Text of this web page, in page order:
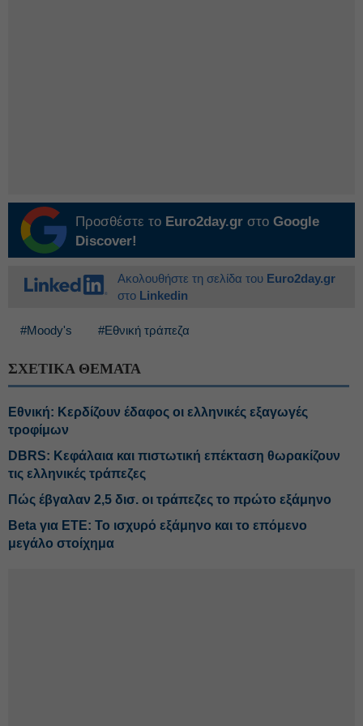
Προσθέστε το Euro2day.gr στο Google
Discover!
Ακολουθήστε τη σελίδα του Euro2day.gr
στο Linkedin
#Moody's #Εθνική τράπεζα
ΣΧΕΤΙΚΑ ΘΕΜΑΤΑ
Εθνική: Κερδίζουν έδαφος οι ελληνικές εξαγωγές
τροφίμων
DBRS: Κεφάλαια και πιστωτική επέκταση θωρακίζουν
τις ελληνικές τράπεζες
Πώς έβγαλαν 2,5 δισ. οι τράπεζες το πρώτο εξάμηνο
Beta για ΕΤΕ: Το ισχυρό εξάμηνο και το επόμενο
μεγάλο στοίχημα